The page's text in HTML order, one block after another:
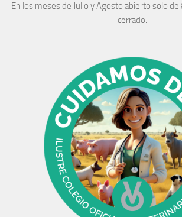
En los meses de Julio y Agosto abierto solo de
cerrado.